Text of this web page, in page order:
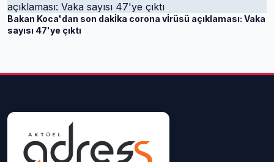
Bakan Koca'dan son dakİka corona vİrüsü açıklaması: Vaka
sayısı 47'ye çıktı